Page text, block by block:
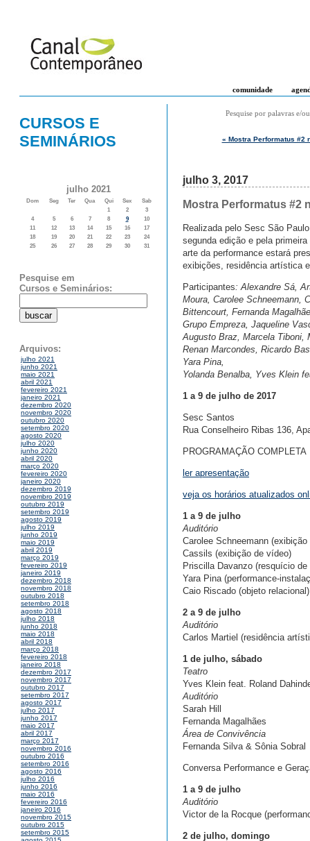
comunidade
CURSOS E
SEMINÁRIOS
julho 2021
Dom Seg Ter Qua Qui Sex
Sab
1
2
3
4
5 6 7 8 9
10
11
12 13 14 15 16
17
18
19 20 21 22 23
24
25
26 27 28 29 30 31
Pesquise em
Cursos e Seminários:
Arquivos:
julho 2021
junho 2021
maio 2021
abril 2021
fevereiro 2021
janeiro 2021
dezembro 2020
novembro 2020
outubro 2020
setembro 2020
agosto 2020
julho 2020
junho 2020
abril 2020
março 2020
fevereiro 2020
janeiro 2020
dezembro 2019
novembro 2019
outubro 2019
setembro 2019
agosto 2019
julho 2019
junho 2019
maio 2019
abril 2019
março 2019
fevereiro 2019
janeiro 2019
dezembro 2018
novembro 2018
outubro 2018
setembro 2018
agosto 2018
julho 2018
junho 2018
maio 2018
abril 2018
março 2018
fevereiro 2018
janeiro 2018
dezembro 2017
novembro 2017
outubro 2017
setembro 2017
agosto 2017
julho 2017
junho 2017
maio 2017
abril 2017
março 2017
novembro 2016
outubro 2016
setembro 2016
agosto 2016
julho 2016
junho 2016
maio 2016
fevereiro 2016
janeiro 2016
novembro 2015
outubro 2015
setembro 2015
Pesquise por palavras e/
« Mostra Performatus #2
julho 3, 2017
Mostra Performatus #2
Realizada pelo Sesc São
segunda edição e pela
arte da performance estará
exibições, residência artística
Participantes: Alexandre Sá,
Moura, Carolee Schneemann,
Bittencourt, Fernanda
Grupo Empreza, Jaqueline
Augusto Braz, Marcela Tiboni,
Renan Marcondes, Ricardo
Yara Pina,
Yolanda Benalba, Yves Klein
1 a 9 de julho de 2017
Sesc Santos
Rua Conselheiro Ribas 136,
PROGRAMAÇÃO COMPLETA
ler apresentação
veja os horários atualizados
1 a 9 de julho
Auditório
Carolee Schneemann
Cassils (exibição de vídeo)
Priscilla Davanzo (resquício
Yara Pina (performance-
Caio Riscado (objeto relacional)
2 a 9 de julho
Auditório
Carlos Martiel (residência
1 de julho, sábado
Teatro
Yves Klein feat. Roland
Auditório
Sarah Hill
Fernanda Magalhães
Área de Convivência
Fernanda Silva & Sônia Sobral
Conversa Performance e
1 a 9 de julho
Auditório
Victor de la Rocque
2 de julho, domingo